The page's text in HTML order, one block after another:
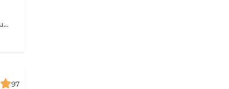
La thérapie par les ventouses (ventousothérapie ou cupping) peut être employée pour divers problèmes de santé. Actuellement, elle est surtout utilisée pour soulager les douleurs musculosquelettiques. 'application des ventouses active fortement la circulation du sang et par le fait même, soulage la douleur. Jusqu'à récemment cette technique était très peu connue de la plupart des gens en occident. Depuis quelques années elle gagne en popularité. La thérapie par les ventouses est maintenant de plus en plus répendue. L'aspiration provoquée par les ventouses augmente considérablement la circulation sanguine au niveau des vaisseaux sanguins capillaires des muscles, tissus conjonctifs et des fascias. Elle améliore aussi la circulation lymphatique. Ainsi, elle libère la stagnation de Qi et de Sang dans les zones douloureuses. Cela a pour effet de diminuer les douleurs, les tensions, les contractions et les spasmes musculaires. De plus, le cupping favorise la guérison et permet d'éliminer plus rapidement l'acide lactique accumulé dans les muscles par l'effort physique. Le cupping est aussi utilisé pour chasser les pathogènes à l'extérieur du corps et dégager les voies respiratoires en cas de rhumes, grippes ou bronchites. Laissez-vous surprendre par cette technique millénaire.
97